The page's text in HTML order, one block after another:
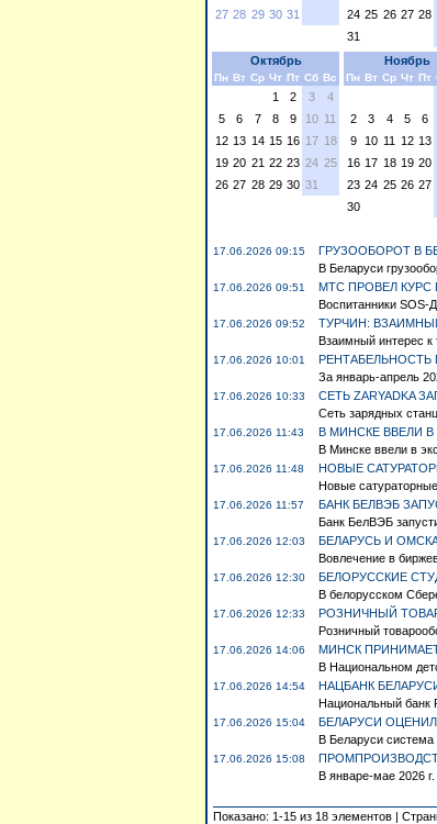
27 28 29 30 31
24 25 26 27 28
31
Октябрь
Пн Вт Ср Чт Пт Сб Вс
1 2 3
4
5
6 7 8 9 10 11
12 13 14 15 16 17 18
19 20 21 22 23 24 25
26 27 28 29 30 31
Ноябрь
Пн Вт Ср Чт Пт
2
3 4 5 6
9
10 11 12 13
16 17 18 19 20
23 24 25 26 27
30
17.06.2026 09:15
ГРУЗООБОРОТ В
В Беларуси
17.06.2026 09:51
МТС ПРОВЕЛ КУРС
Воспитанники SOS-
17.06.2026 09:52
ТУРЧИН:
Взаимный интерес к
17.06.2026 10:01
РЕНТАБЕЛЬНОСТЬ
За январь-апрель
17.06.2026 10:33
СЕТЬ ZARYADKA
Сеть зарядных
17.06.2026 11:43
В МИНСКЕ ВВЕЛИ
В Минске ввели в
17.06.2026 11:48
НОВЫЕ
Новые
17.06.2026 11:57
БАНК БЕЛВЭБ
Банк БелВЭБ
17.06.2026 12:03
БЕЛАРУСЬ И
Вовлечение в
17.06.2026 12:30
БЕЛОРУССКИЕ
В белорусском
17.06.2026 12:33
РОЗНИЧНЫЙ
Розничный
17.06.2026 14:06
МИНСК
В Национальном
17.06.2026 14:54
НАЦБАНК
Национальный банк
17.06.2026 15:04
БЕЛАРУСИ
В Беларуси система
17.06.2026 15:08
В январе-мае 2026
Показано: 1-15 из 18 элементов |